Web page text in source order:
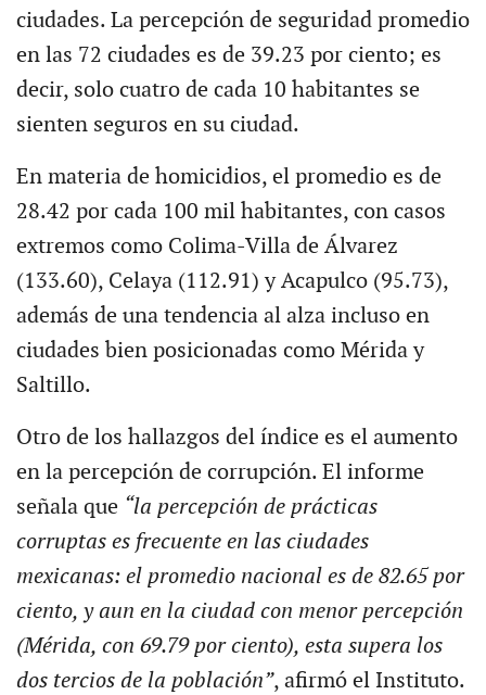
ciudades. La percepción de seguridad promedio
en las 72 ciudades es de 39.23 por ciento; es
decir, solo cuatro de cada 10 habitantes se
sienten seguros en su ciudad.
En materia de homicidios, el promedio es de
28.42 por cada 100 mil habitantes, con casos
extremos como Colima-Villa de Álvarez
(133.60), Celaya (112.91) y Acapulco (95.73),
además de una tendencia al alza incluso en
ciudades bien posicionadas como Mérida y
Saltillo.
Otro de los hallazgos del índice es el aumento
en la percepción de corrupción. El informe
señala que “la percepción de prácticas
corruptas es frecuente en las ciudades
mexicanas: el promedio nacional es de 82.65 por
ciento, y aun en la ciudad con menor percepción
(Mérida, con 69.79 por ciento), esta supera los
dos tercios de la población”, afirmó el Instituto.